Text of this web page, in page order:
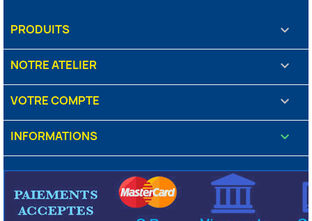
PRODUITS 
NOTRE ATELIER 
VOTRE COMPTE 
INFORMATIONS keyboard_arrow_down